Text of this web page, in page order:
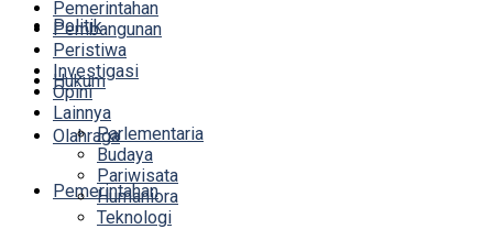
Politik
Hukum
Olahraga
Pemerintahan
Pemerintahan
Pembangunan
Peristiwa
Investigasi
Opini
Lainnya
Parlementaria
Budaya
Pariwisata
Humaniora
Teknologi